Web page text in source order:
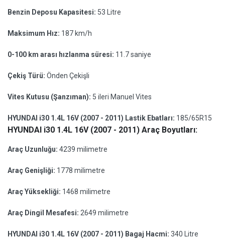
Benzin Deposu Kapasitesi: 53 Litre
Maksimum Hız: 187 km/h
0-100 km arası hızlanma süresi: 11.7 saniye
Çekiş Türü: Önden Çekişli
Vites Kutusu (Şanzıman): 5 ileri Manuel Vites
HYUNDAI i30 1.4L 16V (2007 - 2011) Lastik Ebatları: 185/65R15
HYUNDAI i30 1.4L 16V (2007 - 2011) Araç Boyutları:
Araç Uzunluğu: 4239 milimetre
Araç Genişliği: 1778 milimetre
Araç Yüksekliği: 1468 milimetre
Araç Dingil Mesafesi: 2649 milimetre
HYUNDAI i30 1.4L 16V (2007 - 2011) Bagaj Hacmi: 340 Litre